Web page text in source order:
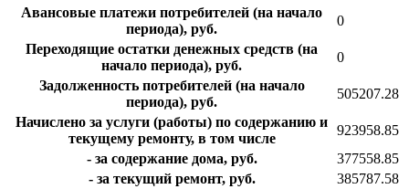
Авансовые платежи потребителей (на начало
периода), руб.
0
Переходящие остатки денежных средств (на
начало периода), руб.
0
Задолженность потребителей (на начало
периода), руб.
505207.28
Начислено за услуги (работы) по содержанию и
текущему ремонту, в том числе
923958.85
- за содержание дома, руб.
377558.85
- за текущий ремонт, руб.
385787.58